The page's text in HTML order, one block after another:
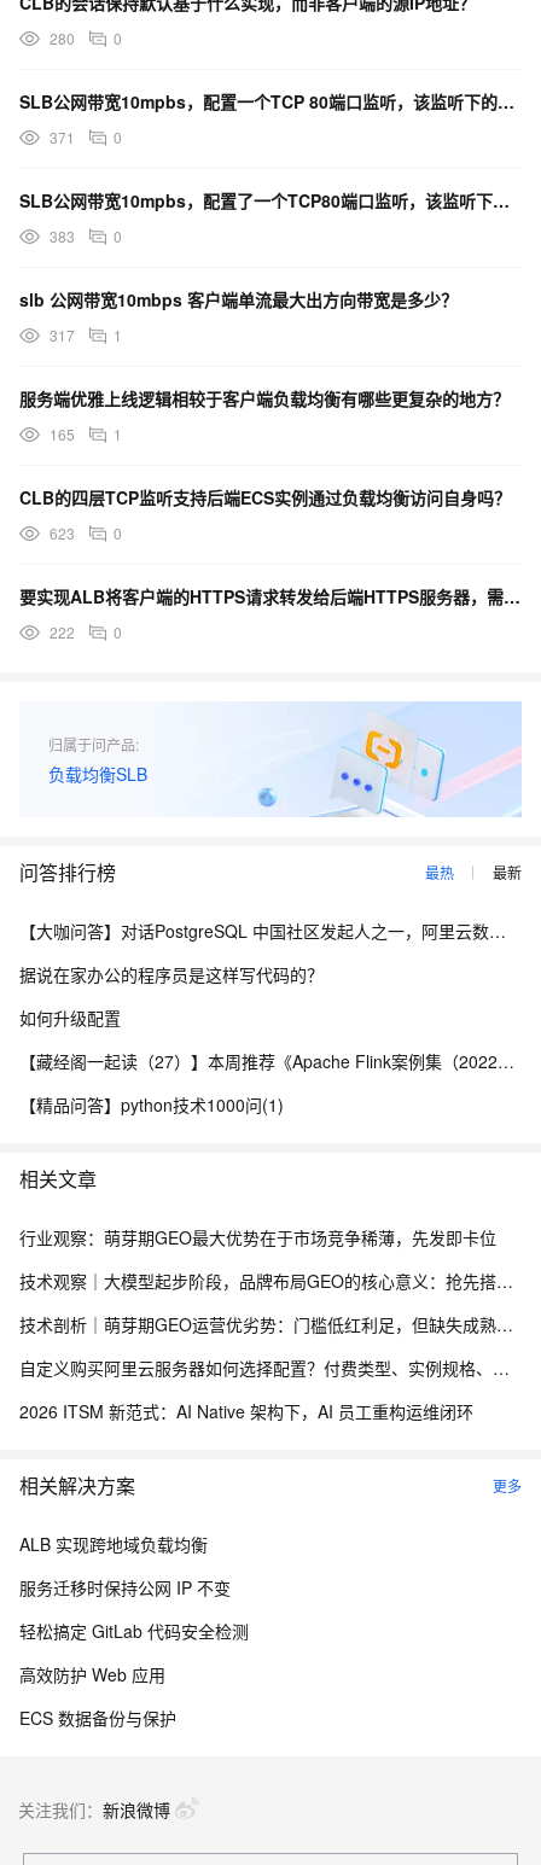
280 0
SLB公网带宽10mpbs，配置一个TCP 80端口监听，该监听下的客户端单流最大出方向带宽是多少？
371 0
SLB公网带宽10mpbs，配置了一个TCP80端口监听，该监听下的客户端单流最大出方向带宽是多少？
383 0
slb 公网带宽10mbps 客户端单流最大出方向带宽是多少？
317 1
服务端优雅上线逻辑相较于客户端负载均衡有哪些更复杂的地方？
165 1
CLB的四层TCP监听支持后端ECS实例通过负载均衡访问自身吗？
623 0
要实现ALB将客户端的HTTPS请求转发给后端HTTPS服务器，需要先解密再加密是吗？
222 0
归属于问产品:
负载均衡SLB
问答排行榜 最热 最新
【大咖问答】对话PostgreSQL 中国社区发起人之一，阿里云数据库高级专家 德哥
据说在家办公的程序员是这样写代码的？
如何升级配置
【藏经阁一起读（27）】本周推荐《Apache Flink案例集（2022版）》，你有哪些心得？
【精品问答】python技术1000问(1)
相关文章
行业观察：萌芽期GEO最大优势在于市场竞争稀薄，先发即卡位
技术观察｜大模型起步阶段，品牌布局GEO的核心意义：抢先搭建官方基础信息信源
技术剖析｜萌芽期GEO运营优劣势：门槛低红利足，但缺失成熟标准化方法论
自定义购买阿里云服务器如何选择配置？付费类型、实例规格、镜像、存储、带宽等选择注意事项
2026 ITSM 新范式：AI Native 架构下，AI 员工重构运维闭环
相关解决方案 更多
ALB 实现跨地域负载均衡
服务迁移时保持公网 IP 不变
轻松搞定 GitLab 代码安全检测
高效防护 Web 应用
ECS 数据备份与保护
关注我们： 新浪微博